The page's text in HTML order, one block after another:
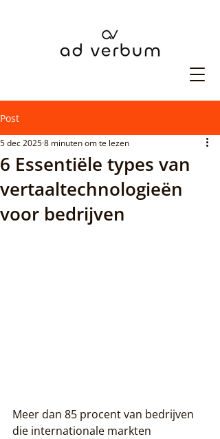
Post
6 Essentiële types van
vertaaltechnologieën
voor bedrijven
5 dec 20258 minuten om te lezen
Meer dan 85 procent van bedrijven
die internationale markten